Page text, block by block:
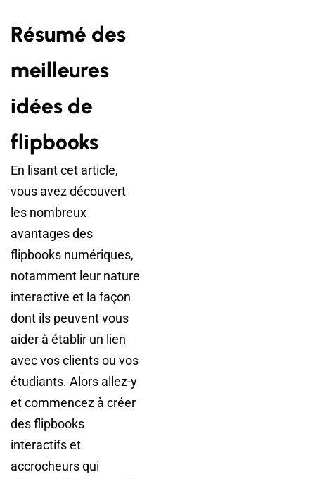
Résumé des
meilleures
idées de
flipbooks
En lisant cet article,
vous avez découvert
les nombreux
avantages des
flipbooks numériques,
notamment leur nature
interactive et la façon
dont ils peuvent vous
aider à établir un lien
avec vos clients ou vos
étudiants. Alors allez-y
et commencez à créer
des flipbooks
interactifs et
accrocheurs qui